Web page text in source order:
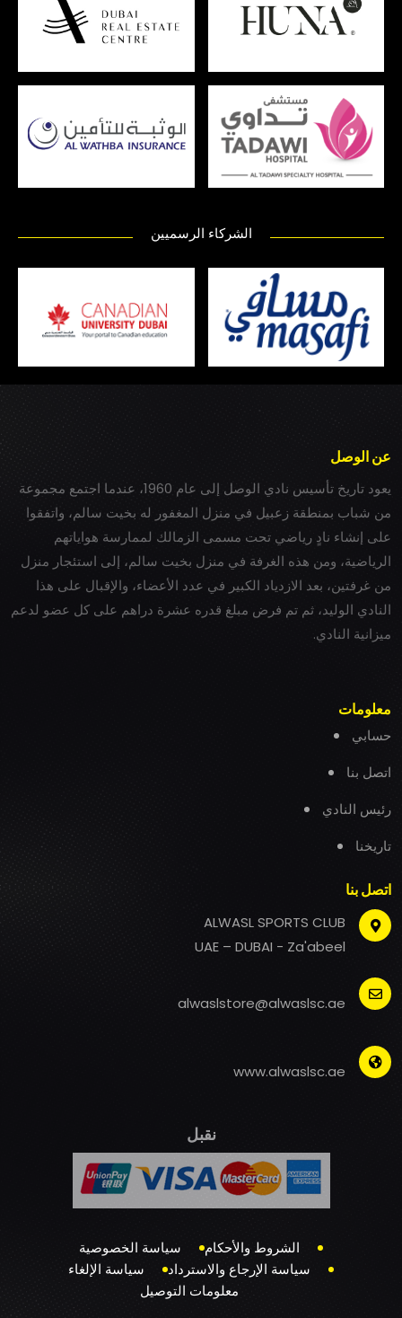
الشركاء الرسميين
عن الوصل
يعود تاريخ تأسيس نادي الوصل إلى عام 1960، عندما اجتمع مجموعة
من شباب بمنطقة زعبيل في منزل المغفور له بخيت سالم، واتفقوا
على إنشاء نادٍ رياضي تحت مسمى الزمالك لممارسة هواياتهم
الرياضية، ومن هذه الغرفة في منزل بخيت سالم، إلى استئجار منزل
من غرفتين، بعد الازدياد الكبير في عدد الأعضاء، والإقبال على هذا
النادي الوليد، ثم تم فرض مبلغ قدره عشرة دراهم على كل عضو لدعم
ميزانية النادي.
معلومات
حسابي
اتصل بنا
رئيس النادي
تاريخنا
اتصل بنا
ALWASL SPORTS CLUB
UAE – DUBAI - Za'abeel
alwaslstore@alwaslsc.ae
www.alwaslsc.ae
نقبل
الشروط والأحكام
سياسة الخصوصية
سياسة الإرجاع والاسترداد
سياسة الإلغاء
معلومات التوصيل